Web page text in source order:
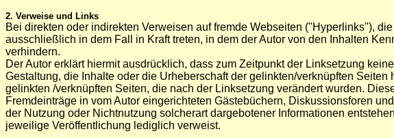
2. Verweise und Links
Bei direkten oder indirekten Verweisen auf fremde Webseiten ("Hyperlinks"),
ausschließlich in dem Fall in Kraft treten, in dem der Autor von den Inhalten
verhindern.
Der Autor erklärt hiermit ausdrücklich, dass zum Zeitpunkt der Linksetzung
Gestaltung, die Inhalte oder die Urheberschaft der gelinkten/verknüpften
gelinkten /verknüpften Seiten, die nach der Linksetzung verändert wurden.
Fremdeinträge in vom Autor eingerichteten Gästebüchern, Diskussionsforen
der Nutzung oder Nichtnutzung solcherart dargebotener Informationen
jeweilige Veröffentlichung lediglich verweist.